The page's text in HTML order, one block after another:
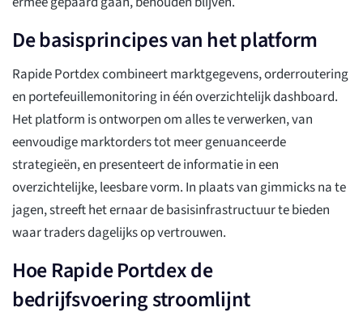
De basisprincipes van het platform
Rapide Portdex combineert marktgegevens, orderroutering
en portefeuillemonitoring in één overzichtelijk dashboard.
Het platform is ontworpen om alles te verwerken, van
eenvoudige marktorders tot meer genuanceerde
strategieën, en presenteert de informatie in een
overzichtelijke, leesbare vorm. In plaats van gimmicks na te
jagen, streeft het ernaar de basisinfrastructuur te bieden
waar traders dagelijks op vertrouwen.
Hoe Rapide Portdex de
bedrijfsvoering stroomlijnt